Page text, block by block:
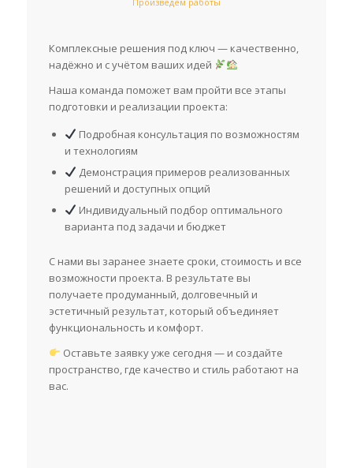
Произведем работы
Комплексные решения под ключ — качественно,
надёжно и с учётом ваших идей
Наша команда поможет вам пройти все этапы
подготовки и реализации проекта:
Подробная консультация по возможностям
и технологиям
Демонстрация примеров реализованных
решений и доступных опций
Индивидуальный подбор оптимального
варианта под задачи и бюджет
С нами вы заранее знаете сроки, стоимость и все
возможности проекта. В результате вы
получаете продуманный, долговечный и
эстетичный результат, который объединяет
функциональность и комфорт.
Оставьте заявку уже сегодня — и создайте
пространство, где качество и стиль работают на
вас.